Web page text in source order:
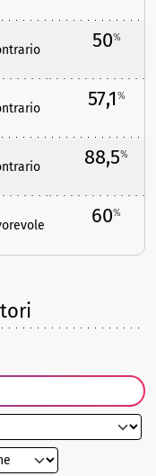
50%
57,1%
88,5%
60%